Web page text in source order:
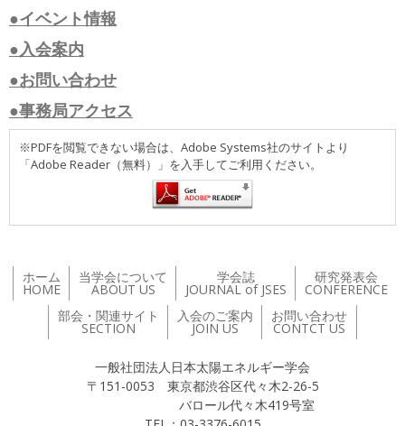
●イベント情報
●入会案内
●お問い合わせ
●事務局アクセス
※PDFを閲覧できない場合は、Adobe Systems社のサイトより
「Adobe Reader（無料）」を入手してご利用ください。
ホーム
HOME
当学会について
ABOUT US
学会誌
JOURNAL of JSES
研究発表会
CONFERENCE
部会・関連サイト
SECTION
入会のご案内
JOIN US
お問い合わせ
CONTCT US
一般社団法人日本太陽エネルギー学会
〒151-0053 東京都渋谷区代々木2-26-5
バロール代々木419号室